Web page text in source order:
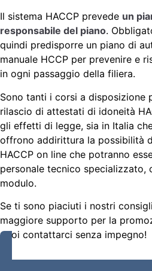
Il sistema HACCP prevede un
responsabile del piano.
quindi predisporre un piano di
manuale HCCP per prevenire e
in ogni passaggio della filiera.
Sono tanti i corsi a disposizione
rilascio di attestati di idoneità
gli effetti di legge, sia in Italia
offrono addirittura la possibilità
HACCP on line che potranno
personale tecnico specializzato,
modulo.
Se ti sono piaciuti i nostri
maggiore supporto per la
puoi contattarci senza impegno!